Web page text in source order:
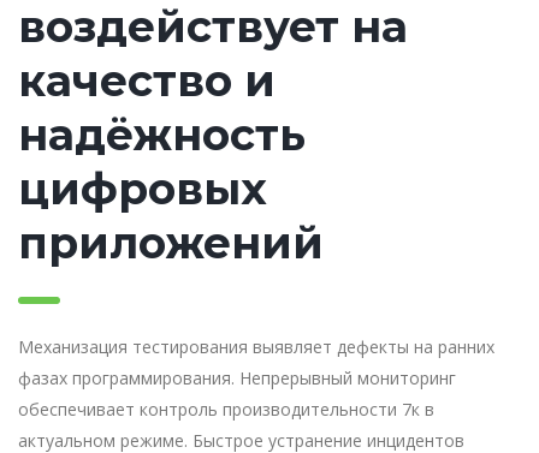
воздействует на
качество и
надёжность
цифровых
приложений
Механизация тестирования выявляет дефекты на ранних
фазах программирования. Непрерывный мониторинг
обеспечивает контроль производительности 7к в
актуальном режиме. Быстрое устранение инцидентов